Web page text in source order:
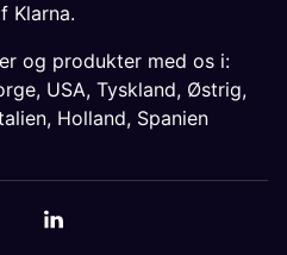
Klarna.
og produkter med os i:
, USA, Tyskland, Østrig,
, Holland, Spanien